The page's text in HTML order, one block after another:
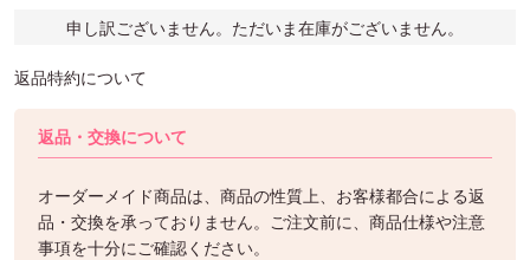
申し訳ございません。ただいま在庫がございません。
返品特約について
返品・交換について
オーダーメイド商品は、商品の性質上、お客様都合による返
品・交換を承っておりません。ご注文前に、商品仕様や注意
事項を十分にご確認ください。